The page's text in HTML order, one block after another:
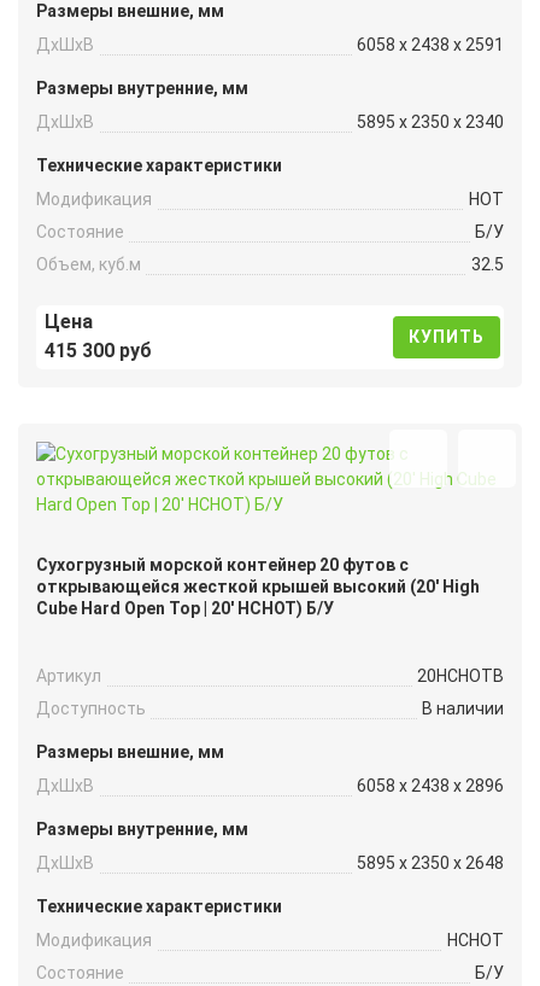
Размеры внешние, мм
ДxШxВ
6058 x 2438 x 2591
Размеры внутренние, мм
ДxШxВ
5895 x 2350 x 2340
Технические характеристики
Модификация
HOT
Состояние
Б/У
Объем, куб.м
32.5
Цена
415 300 руб
КУПИТЬ
Сухогрузный морской контейнер 20 футов с
открывающейся жесткой крышей высокий (20′ High
Cube Hard Open Top | 20′ HCHOT) Б/У
Артикул
20HCHOTB
Доступность
В наличии
Размеры внешние, мм
ДxШxВ
6058 x 2438 x 2896
Размеры внутренние, мм
ДxШxВ
5895 x 2350 x 2648
Технические характеристики
Модификация
HCHOT
Состояние
Б/У